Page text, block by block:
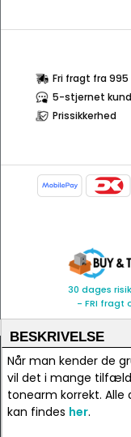
Fri fragt fra 995
5-stjernet
Prissikkerhed
30 dages
- FRI fragt
BESKRIVELSE
Når man kender de
vil det i mange
tonearm korrekt. Alle
kan findes her.